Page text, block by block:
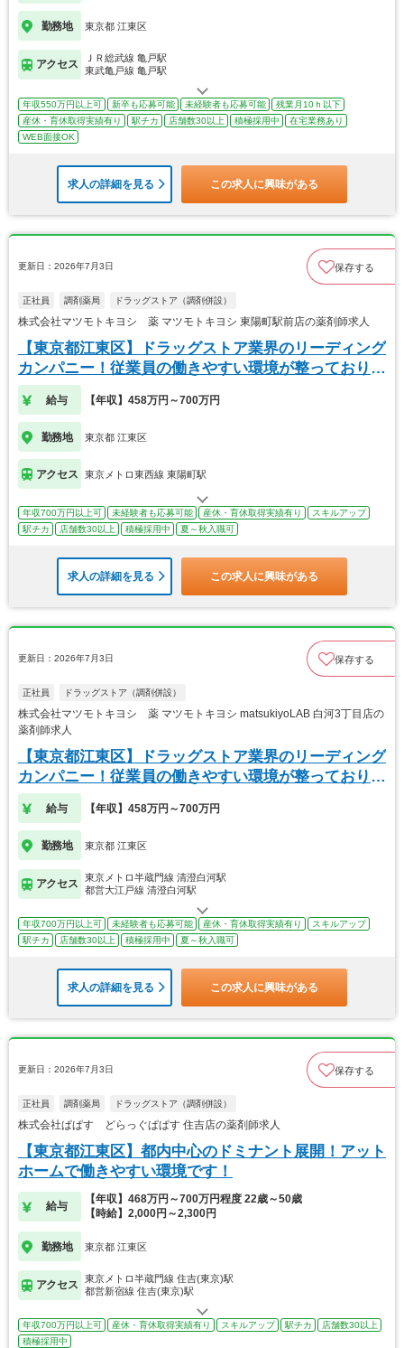
勤務地 東京都 江東区
アクセス
ＪＲ総武線 亀戸駅
東武亀戸線 亀戸駅
年収550万円以上可 新卒も応募可能 未経験者も応募可能
残業月10ｈ以下
産休・育休取得実績有り
駅チカ 店舗数30以上 積極採用中
在宅業務あり
WEB面接OK
求人の詳細を見る この求人に興味がある
更新日：2026年7月3日 保存する
正社員 調剤薬局 ドラッグストア（調剤併設）
株式会社マツモトキヨシ 薬 マツモトキヨシ 東陽町駅前店の薬剤師求人
【東京都江東区】ドラッグストア業界のリーディング
カンパニー！従業員の働きやすい環境が整っておりま
す！
給与 【年収】458万円～700万円
勤務地 東京都 江東区
アクセス 東京メトロ東西線 東陽町駅
年収700万円以上可 未経験者も応募可能 産休・育休取得実績有り
スキルアップ
駅チカ
店舗数30以上 積極採用中 夏～秋入職可
求人の詳細を見る この求人に興味がある
更新日：2026年7月3日 保存する
正社員 ドラッグストア（調剤併設）
株式会社マツモトキヨシ 薬 マツモトキヨシ matsukiyoLAB 白河3丁目店の
薬剤師求人
【東京都江東区】ドラッグストア業界のリーディング
カンパニー！従業員の働きやすい環境が整っておりま
す！
給与 【年収】458万円～700万円
勤務地 東京都 江東区
アクセス
東京メトロ半蔵門線 清澄白河駅
都営大江戸線 清澄白河駅
年収700万円以上可 未経験者も応募可能 産休・育休取得実績有り
スキルアップ
駅チカ
店舗数30以上 積極採用中 夏～秋入職可
求人の詳細を見る この求人に興味がある
更新日：2026年7月3日 保存する
正社員 調剤薬局 ドラッグストア（調剤併設）
株式会社ぱぱす どらっぐぱぱす 住吉店の薬剤師求人
【東京都江東区】都内中心のドミナント展開！アット
ホームで働きやすい環境です！
給与
【年収】468万円～700万円程度 22歳～50歳
【時給】2,000円～2,300円
勤務地 東京都 江東区
アクセス
東京メトロ半蔵門線 住吉(東京)駅
都営新宿線 住吉(東京)駅
年収700万円以上可 産休・育休取得実績有り スキルアップ 駅チカ
店舗数30以上
積極採用中